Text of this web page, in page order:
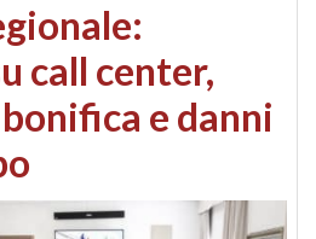
call center,
e danni